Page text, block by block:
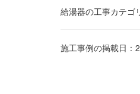
給湯器の工事カテゴ
施工事例の掲載日